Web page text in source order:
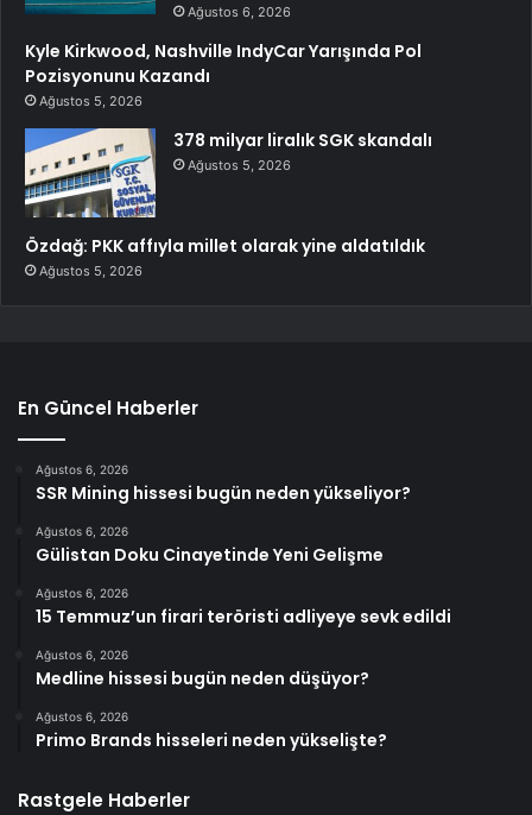
Ağustos 6, 2026
Kyle Kirkwood, Nashville IndyCar Yarışında Pol
Pozisyonunu Kazandı
Ağustos 5, 2026
378 milyar liralık SGK skandalı
Ağustos 5, 2026
Özdağ: PKK affıyla millet olarak yine aldatıldık
Ağustos 5, 2026
En Güncel Haberler
Ağustos 6, 2026
SSR Mining hissesi bugün neden yükseliyor?
Ağustos 6, 2026
Gülistan Doku Cinayetinde Yeni Gelişme
Ağustos 6, 2026
15 Temmuz’un firari teröristi adliyeye sevk edildi
Ağustos 6, 2026
Medline hissesi bugün neden düşüyor?
Ağustos 6, 2026
Primo Brands hisseleri neden yükselişte?
Rastgele Haberler